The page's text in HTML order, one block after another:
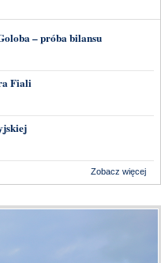
– próba bilansu
Fiali
Zobacz więcej